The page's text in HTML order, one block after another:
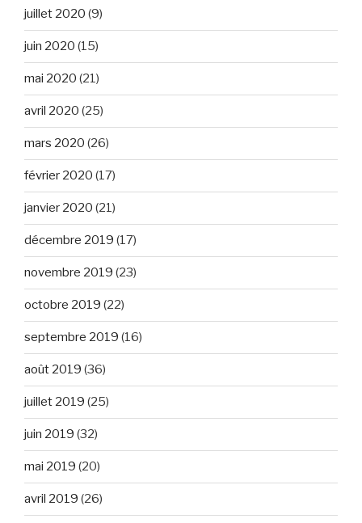
juillet 2020 (9)
juin 2020 (15)
mai 2020 (21)
avril 2020 (25)
mars 2020 (26)
février 2020 (17)
janvier 2020 (21)
décembre 2019 (17)
novembre 2019 (23)
octobre 2019 (22)
septembre 2019 (16)
août 2019 (36)
juillet 2019 (25)
juin 2019 (32)
mai 2019 (20)
avril 2019 (26)